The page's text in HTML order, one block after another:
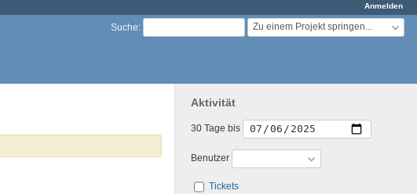
Anmelden
Suche: Zu einem Projekt springen...
Aktivität
30 Tage bis
Benutzer
Tickets